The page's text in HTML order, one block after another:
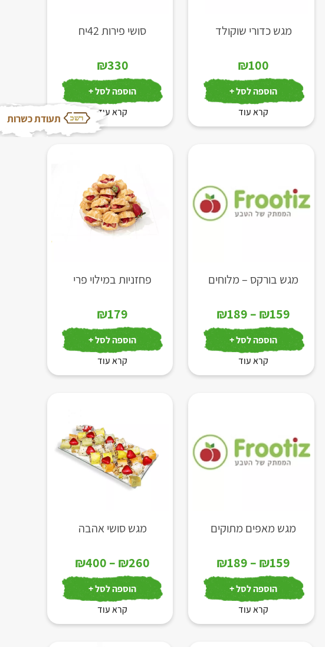
תעודת כשרות
מגש כדורי שוקולד
₪100
הוספה לסל +
קרא עוד
סושי פירות 42יח
₪330
הוספה לסל +
קרא עוד
מגש בורקס – מלוחים
₪159
–
₪189
טווח
מחירים:
⁦₪189⁩
הוספה לסל +
קרא עוד
פחזניות במילוי פרי
₪179
הוספה לסל +
קרא עוד
מגש מאפים מתוקים
₪159
–
₪189
טווח
מחירים:
⁦₪189⁩
הוספה לסל +
קרא עוד
מגש סושי אהבה
₪260
–
₪400
טווח
מחירים:
⁦₪400⁩
הוספה לסל +
קרא עוד